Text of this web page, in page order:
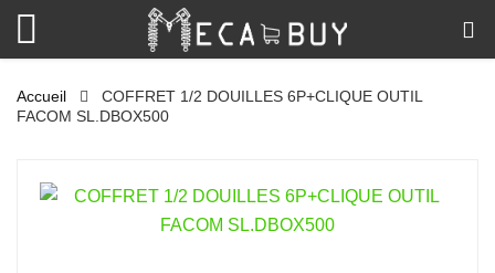
Accueil
COFFRET 1/2 DOUILLES 6P+CLIQUE OUTIL
FACOM SL.DBOX500